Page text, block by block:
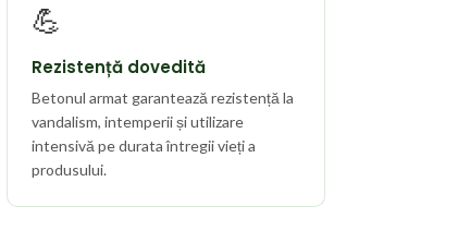
💪
Rezistență dovedită
Betonul armat garantează rezistență la
vandalism, intemperii și utilizare
intensivă pe durata întregii vieți a
produsului.